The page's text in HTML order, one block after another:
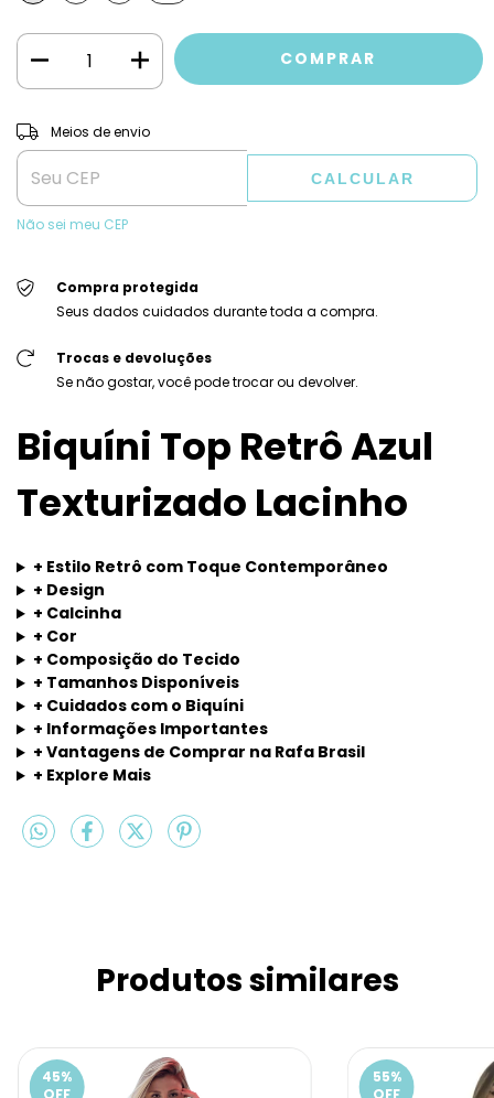
Entregas para o CEP:
Meios de envio
CALCULAR
Não sei meu CEP
Compra protegida
Seus dados cuidados durante toda a compra.
Trocas e devoluções
Se não gostar, você pode trocar ou devolver.
Biquíni Top Retrô Azul
Texturizado Lacinho
+ Estilo Retrô com Toque Contemporâneo
+ Design
+ Calcinha
+ Cor
+ Composição do Tecido
+ Tamanhos Disponíveis
+ Cuidados com o Biquíni
+ Informações Importantes
+ Vantagens de Comprar na Rafa Brasil
+ Explore Mais
Produtos similares
45%
OFF
55%
OFF